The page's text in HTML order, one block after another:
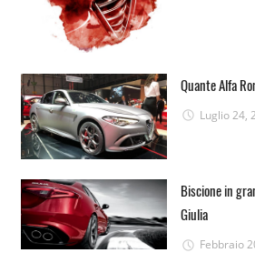
Quante Alfa
Luglio 24,
Biscione in
Giulia
Febbraio